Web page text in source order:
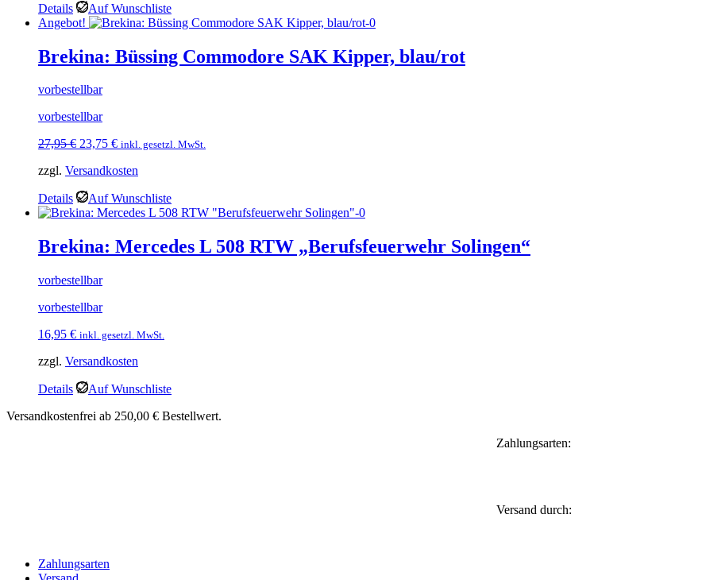
Details
Auf Wunschliste
Angebot!
Brekina: Büssing Commodore SAK Kipper, blau/rot
vorbestellbar
vorbestellbar
27,95€ Ursprünglicher
war:
23,75 €Aktueller
ist:
inkl. gesetzl. MwSt.
zzgl. Versandkosten
Details Auf Wunschliste
Brekina: Mercedes L 508 RTW „Berufsfeuerwehr Solingen“
vorbestellbar
vorbestellbar
16,95 € inkl. gesetzl. MwSt.
zzgl. Versandkosten
Details
Auf Wunschliste
Versandkostenfrei ab 250,00 € Bestellwert.
Zahlungsarten:
Versand durch:
Zahlungsarten